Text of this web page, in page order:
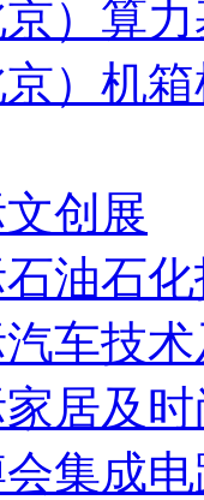
）算
）机
创展
油石
车技
居及
集成